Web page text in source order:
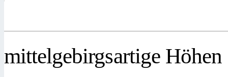
mittelgebirgsartige Höhen